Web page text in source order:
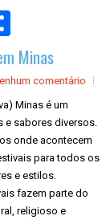
r
e Minas
comentário
Minas é um
e sabores diversos.
onde acontecem
para todos os
e estilos.
fazem parte do
religioso e